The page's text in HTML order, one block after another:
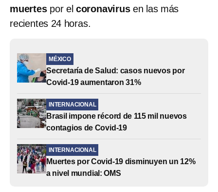
muertespor el coronavirusen las más
recientes 24 horas.
MÉXICO
Secretaría de Salud: casos nuevos por
Covid-19 aumentaron 31%
INTERNACIONAL
Brasil impone récord de 115 mil nuevos
contagios de Covid-19
INTERNACIONAL
Muertes por Covid-19 disminuyen un 12%
a nivel mundial: OMS